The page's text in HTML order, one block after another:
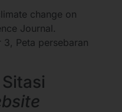
change on
Journal.
Peta persebaran